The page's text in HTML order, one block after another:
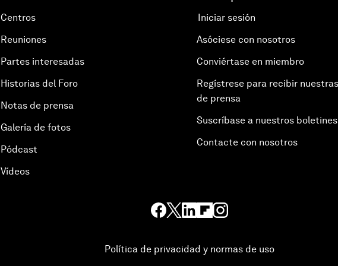
Centros
Reuniones
Partes interesadas
Historias del Foro
Notas de prensa
Galería de fotos
Pódcast
Vídeos
Iniciar sesión
Asóciese con nosotros
Conviértase en miembro
Regístrese para recibir
de prensa
Suscríbase a nuestros boletines
Contacte con nosotros
Política de privacidad y normas de uso